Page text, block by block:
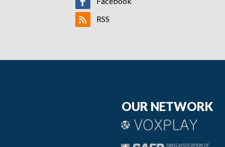
RSS
OUR NETWORK